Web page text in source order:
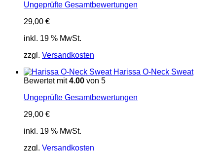
Ungeprüfte Gesamtbewertungen
29,00 €
inkl. 19 % MwSt.
zzgl. Versandkosten
Harissa O-Neck Sweat
Bewertet mit4.00 von 5
Ungeprüfte Gesamtbewertungen
29,00 €
inkl. 19 % MwSt.
zzgl. Versandkosten